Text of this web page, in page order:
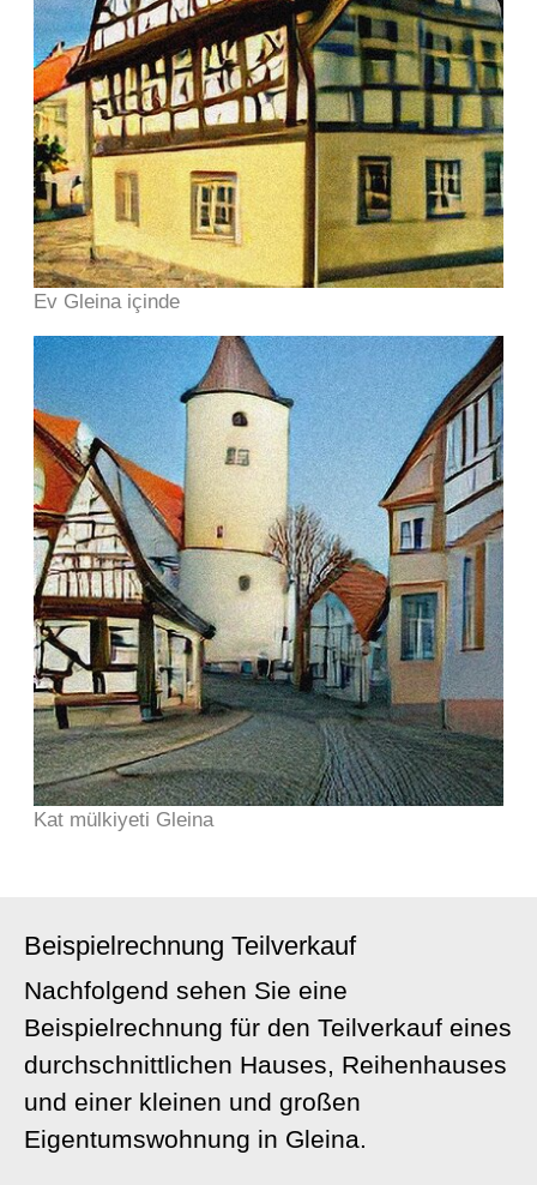
Ev Gleina içinde
Kat mülkiyeti Gleina
Beispielrechnung Teilverkauf
Nachfolgend sehen Sie eine
Beispielrechnung für den Teilverkauf eines
durchschnittlichen Hauses, Reihenhauses
und einer kleinen und großen
Eigentumswohnung in Gleina.